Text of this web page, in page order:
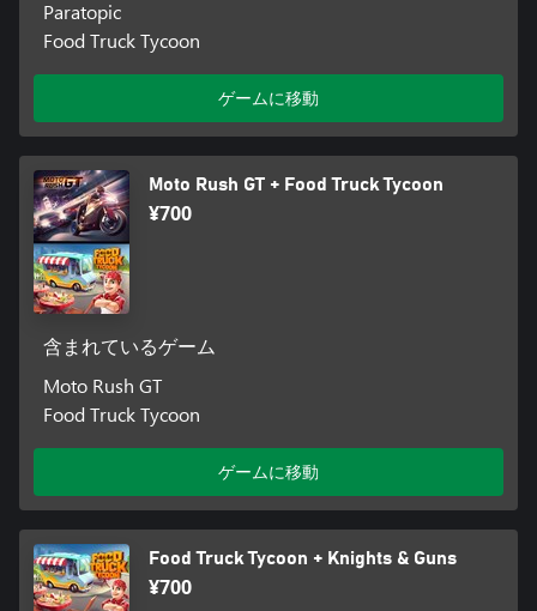
Paratopic
Food Truck Tycoon
ゲームに移動
Moto Rush GT + Food Truck Tycoon
¥700
含まれているゲーム
Moto Rush GT
Food Truck Tycoon
ゲームに移動
Food Truck Tycoon + Knights & Guns
¥700